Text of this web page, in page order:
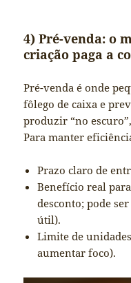
4) Pré-venda: o
criação paga a
Pré-venda é onde
fôlego de caixa e
produzir “no
Para manter
Prazo claro de
Benefício real
desconto; pode
útil).
Limite de
aumentar foco).